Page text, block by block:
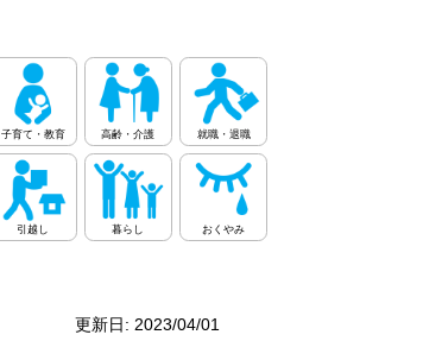
更新日: 2023/04/01
子育て・教育 高齢・介護 就職・退職
引越し 暮らし おくやみ